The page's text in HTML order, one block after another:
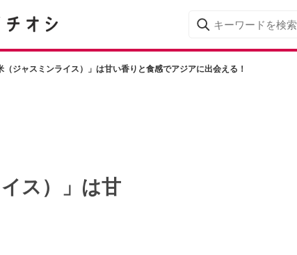
（ジャスミンライス）」は甘い香りと食感でアジアに出会える！
ス）」は甘